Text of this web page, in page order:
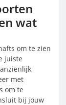
wat
om te zien
juiste
met
om te
bij jouw